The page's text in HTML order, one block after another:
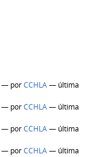
— porCCHLA— última
— porCCHLA— última
— porCCHLA— última
— porCCHLA— última